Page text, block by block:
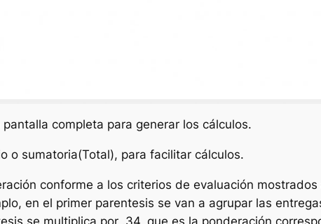
completa para generar los cálculos.
o sumatoria(Total), para facilitar cálculos.
conforme a los criterios de evaluación
en el primer parentesis se van a agrupar las
se multiplica por .34, que es la ponderación